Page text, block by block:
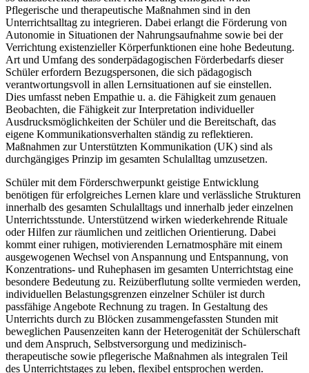
Pflegerische und therapeutische Maßnahmen sind in den
Unterrichtsalltag zu integrieren. Dabei erlangt die Förderung von
Autonomie in Situationen der Nahrungsaufnahme sowie bei der
Verrichtung existenzieller Körperfunktionen eine hohe Bedeutung.
Art und Umfang des sonderpädagogischen Förderbedarfs dieser
Schüler erfordern Bezugspersonen, die sich pädagogisch
verantwortungsvoll in allen Lernsituationen auf sie einstellen.
Dies umfasst neben Empathie u. a. die Fähigkeit zum genauen
Beobachten, die Fähigkeit zur Interpretation individueller
Ausdrucksmöglichkeiten der Schüler und die Bereitschaft, das
eigene Kommunikationsverhalten ständig zu reflektieren.
Maßnahmen zur Unterstützten Kommunikation (UK) sind als
durchgängiges Prinzip im gesamten Schulalltag umzusetzen.
Schüler mit dem Förderschwerpunkt geistige Entwicklung
benötigen für erfolgreiches Lernen klare und verlässliche Strukturen
innerhalb des gesamten Schulalltags und innerhalb jeder einzelnen
Unterrichtsstunde. Unterstützend wirken wiederkehrende Rituale
oder Hilfen zur räumlichen und zeitlichen Orientierung. Dabei
kommt einer ruhigen, motivierenden Lernatmosphäre mit einem
ausgewogenen Wechsel von Anspannung und Entspannung, von
Konzentrations- und Ruhephasen im gesamten Unterrichtstag eine
besondere Bedeutung zu. Reizüberflutung sollte vermieden werden,
individuellen Belastungsgrenzen einzelner Schüler ist durch
passfähige Angebote Rechnung zu tragen. In Gestaltung des
Unterrichts durch zu Blöcken zusammengefassten Stunden mit
beweglichen Pausenzeiten kann der Heterogenität der Schülerschaft
und dem Anspruch, Selbstversorgung und medizinisch-
therapeutische sowie pflegerische Maßnahmen als integralen Teil
des Unterrichtstages zu leben, flexibel entsprochen werden.